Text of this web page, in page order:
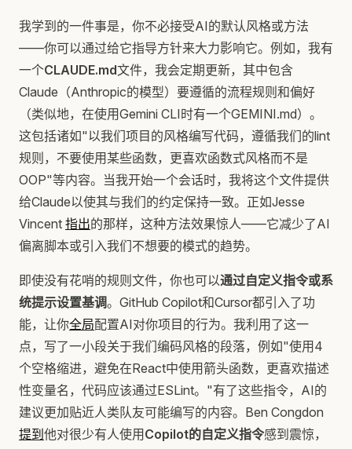
我学到的一件事是，你不必接受AI的默认风格或方法
——你可以通过给它指导方针来大力影响它。例如，我有
一个CLAUDE.md文件，我会定期更新，其中包含
Claude（Anthropic的模型）要遵循的流程规则和偏好
（类似地，在使用Gemini CLI时有一个GEMINI.md）。
这包括诸如"以我们项目的风格编写代码，遵循我们的lint
规则，不要使用某些函数，更喜欢函数式风格而不是
OOP"等内容。当我开始一个会话时，我将这个文件提供
给Claude以使其与我们的约定保持一致。正如Jesse
Vincent 指出的那样，这种方法效果惊人——它减少了AI
偏离脚本或引入我们不想要的模式的趋势。
即使没有花哨的规则文件，你也可以通过自定义指令或系
统提示设置基调。GitHub Copilot和Cursor都引入了功
能，让你全局配置AI对你项目的行为。我利用了这一
点，写了一小段关于我们编码风格的段落，例如"使用4
个空格缩进，避免在React中使用箭头函数，更喜欢描述
性变量名，代码应该通过ESLint。"有了这些指令，AI的
建议更加贴近人类队友可能编写的内容。Ben Congdon
提到 他对很少有人使用 Copilot的自定义指令感到震惊，